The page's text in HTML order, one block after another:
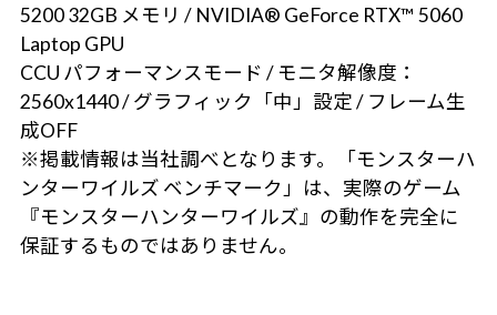
5200 32GB メモリ / NVIDIA® GeForce RTX™ 5060
Laptop GPU
CCU パフォーマンスモード / モニタ解像度：
2560x1440 / グラフィック「中」設定 / フレーム生
成OFF
※掲載情報は当社調べとなります。「モンスターハ
ンターワイルズ ベンチマーク」は、実際のゲーム
『モンスターハンターワイルズ』の動作を完全に
保証するものではありません。